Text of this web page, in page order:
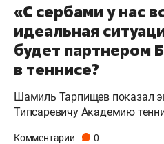
«С сербами у нас
идеальная
будет партнером
в теннисе?
​​​​​​​Шамиль Тарпищев показал
Типсаревичу Академию
Комментарии 0